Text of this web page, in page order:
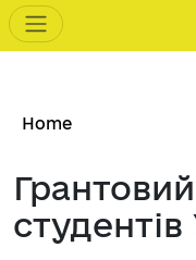
Main
Breadcrumb
Home
студентів